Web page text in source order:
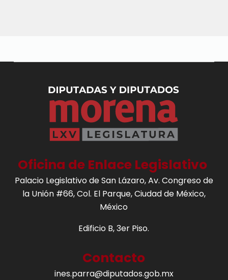
Oficina de Enlace Legislativo
Palacio Legislativo de San Lázaro, Av. Congreso de
la Unión #66, Col. El Parque, Ciudad de México,
México
Edificio B, 3er Piso.
Contacto
ines.parra@diputados.gob.mx